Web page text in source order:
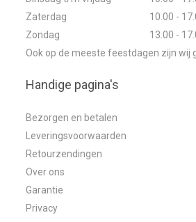
Zaterdag
10.00 -
Zondag
13.00 -
Ook op de meeste feestdagen zijn wij
Handige pagina's
Bezorgen en betalen
Leveringsvoorwaarden
Retourzendingen
Over ons
Garantie
Privacy